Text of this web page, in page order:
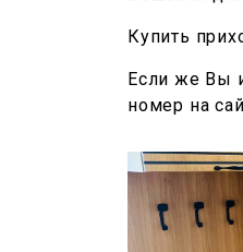
Купить
Если же Вы
номер на